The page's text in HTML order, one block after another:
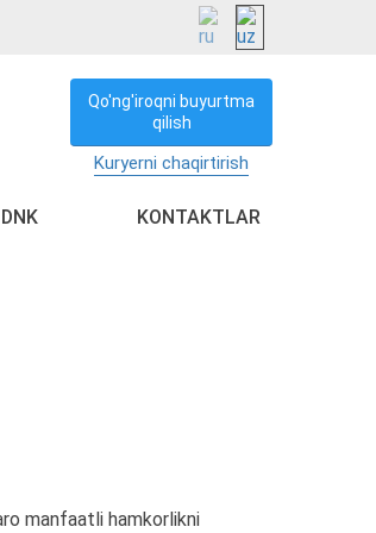
Qo'ng'iroqni buyurtma
qilish
Kuryerni chaqirtirish
KONTAKTLAR
manfaatli hamkorlikni